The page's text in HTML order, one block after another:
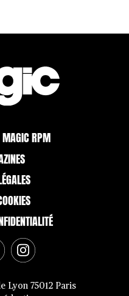
MAGIC RPM
Lyon 75012 Paris